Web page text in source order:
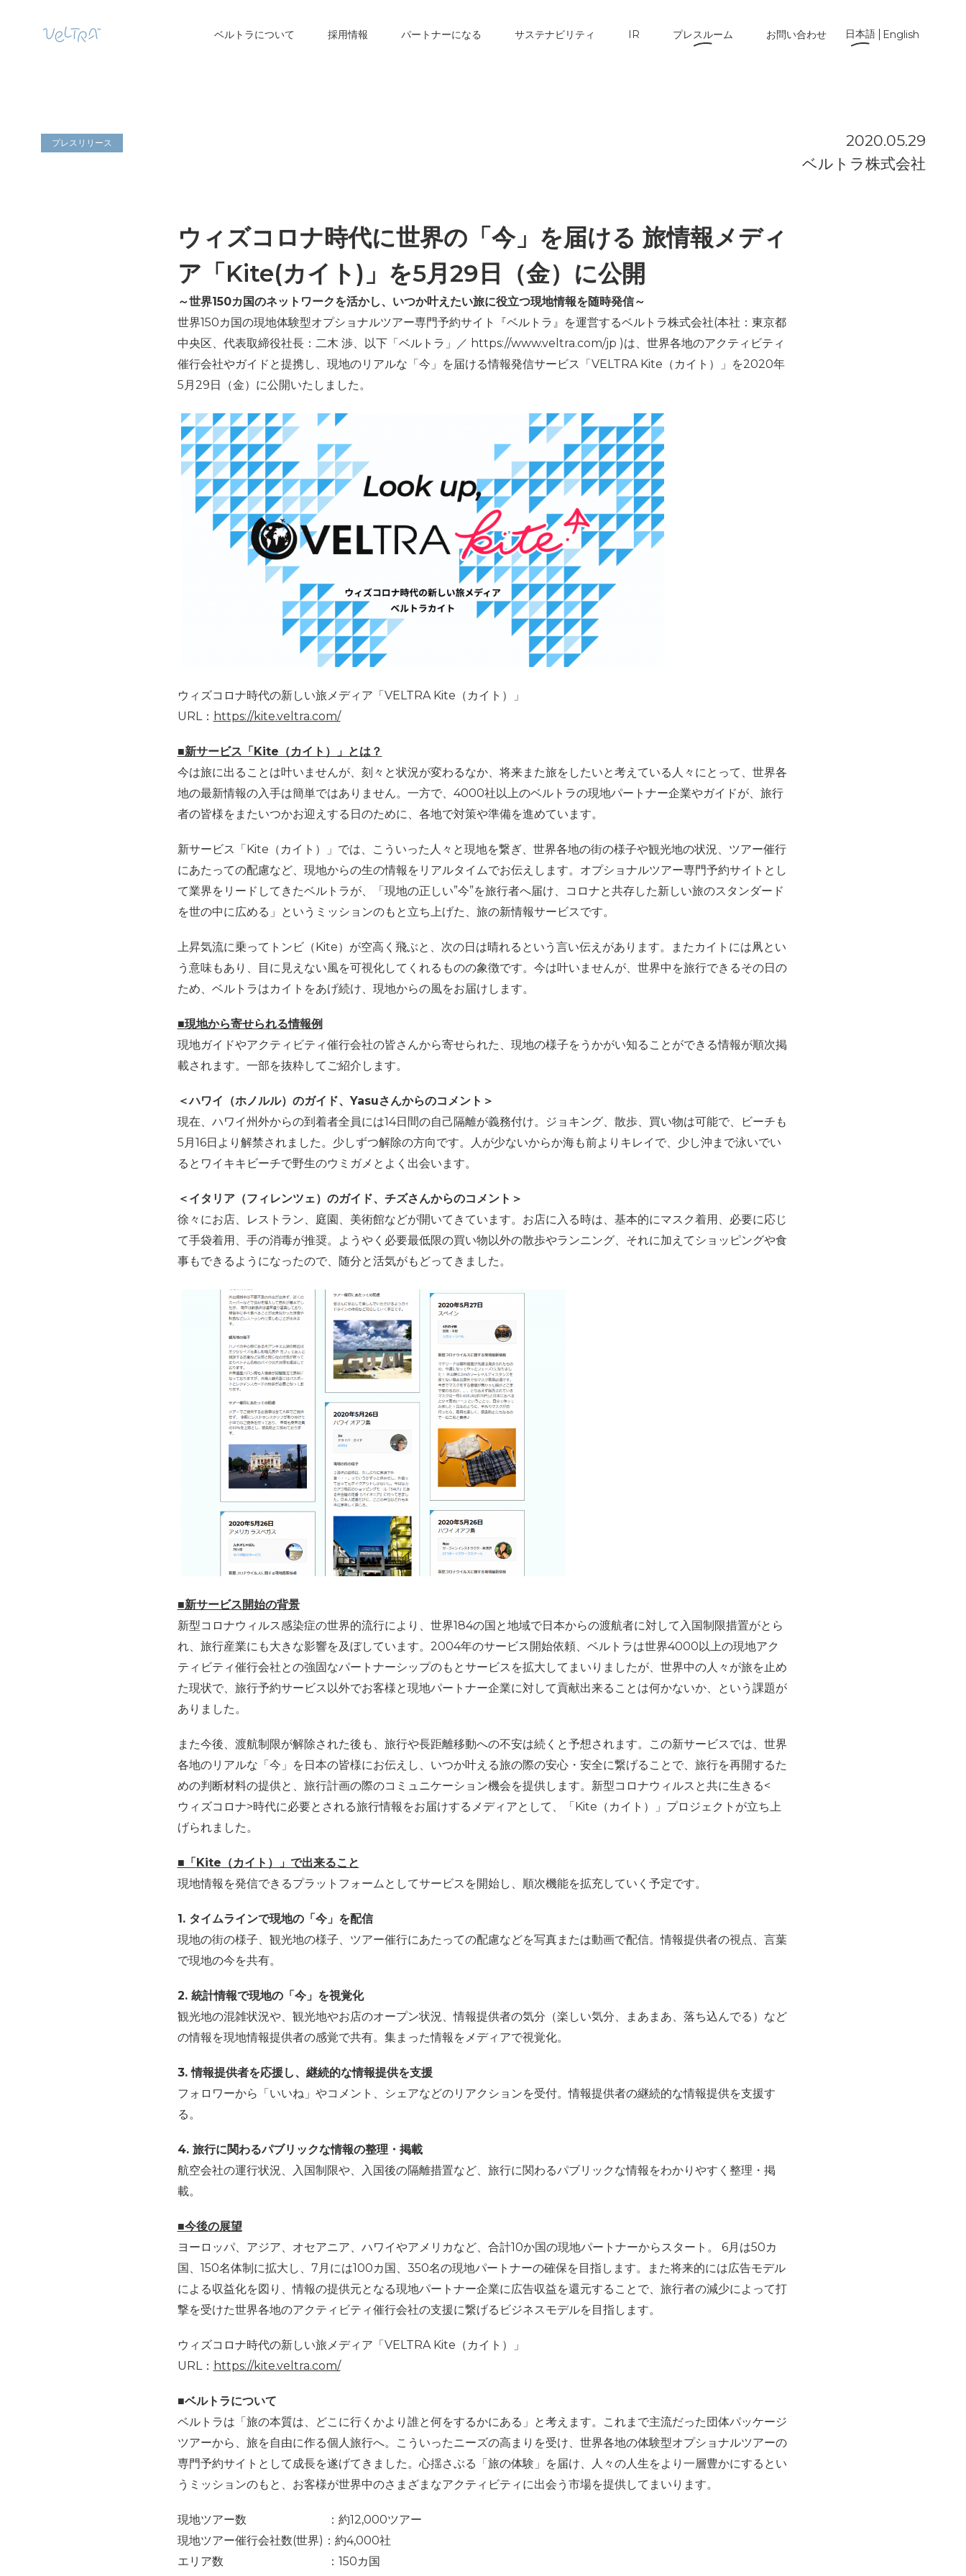
ベルトラについて 採用情報 パートナーになる サステナビリティ IR プレスルーム お問い合わせ 日本語 English
プレスリリース
2020.05.29
ベルトラ株式会社
ウィズコロナ時代に世界の「今」を届ける 旅情報メディ
ア「Kite(カイト)」を5月29日（金）に公開
～世界150カ国のネットワークを活かし、 いつか叶えたい旅に役立つ現地情報を随時発信～
世界150カ国の現地体験型オプショナルツアー専門予約サイト『ベルトラ』を運営するベルトラ株式会社(本社：東京都
中央区、代表取締役社長：二木 渉、以下「ベルトラ」／ https://www.veltra.com/jp )は、世界各地のアクティビティ
催行会社やガイドと提携し、現地のリアルな「今」を届ける情報発信サービス「VELTRA Kite （カイト）」を2020年
5月29日（金）に公開いたしました。
ウィズコロナ時代の新しい旅メディア「VELTRA Kite （カイト）」
URL： https://kite.veltra.com/
■新サービス「Kite （カイト）」とは？
今は旅に出ることは叶いませんが、刻々と状況が変わるなか、将来また旅をしたいと考えている人々にとって、世界各
地の最新情報の入手は簡単ではありません。一方で、 4000社以上のベルトラの現地パートナー企業やガイドが、旅行
者の皆様をまたいつかお迎えする日のために、各地で対策や準備を進めています。
新サービス「Kite （カイト）」では、こういった人々と現地を繋ぎ、世界各地の街の様子や観光地の状況、ツアー催行
にあたっての配慮など、現地からの生の情報をリアルタイムでお伝えします。オプショナルツアー専門予約サイトとし
て業界をリードしてきたベルトラが、「現地の正しい”今”を旅行者へ届け、コロナと共存した新しい旅のスタンダード
を世の中に広める」というミッションのもと立ち上げた、旅の新情報サービスです。
上昇気流に乗ってトンビ（Kite）が空高く飛ぶと、次の日は晴れるという言い伝えがあります。またカイトには凧とい
う意味もあり、目に見えない風を可視化してくれるものの象徴です。今は叶いませんが、世界中を旅行できるその日の
ため、ベルトラはカイトをあげ続け、現地からの風をお届けします。
■現地から寄せられる情報例
現地ガイドやアクティビティ催行会社の皆さんから寄せられた、現地の様子をうかがい知ることができる情報が順次掲
載されます。一部を抜粋してご紹介します。
＜ハワイ（ホノルル）のガイド、Yasuさんからのコメント＞
現在、ハワイ州外からの到着者全員には14日間の自己隔離が義務付け。ジョキング、散歩、買い物は可能で、ビーチも
5月16日より解禁されました。少しずつ解除の方向です。人が少ないからか海も前よりキレイで、少し沖まで泳いでい
るとワイキキビーチで野生のウミガメとよく出会います。
＜イタリア（フィレンツェ）のガイド、チズさんからのコメント＞
徐々にお店、レストラン、庭園、美術館などが開いてきています。お店に入る時は、基本的にマスク着用、必要に応じ
て手袋着用、手の消毒が推奨。ようやく必要最低限の買い物以外の散歩やランニング、それに加えてショッピングや食
事もできるようになったので、随分と活気がもどってきました。
■新サービス開始の背景
新型コロナウィルス感染症の世界的流行により、世界184の国と地域で日本からの渡航者に対して入国制限措置がとら
れ、旅行産業にも大きな影響を及ぼしています。 2004年のサービス開始依頼、ベルトラは世界4000以上の現地アク
ティビティ催行会社との強固なパートナーシップのもとサービスを拡大してまいりましたが、世界中の人々が旅を止め
た現状で、旅行予約サービス以外でお客様と現地パートナー企業に対して貢献出来ることは何かないか、という課題が
ありました。
また今後、渡航制限が解除された後も、旅行や長距離移動への不安は続くと予想されます。この新サービスでは、世界
各地のリアルな「今」を日本の皆様にお伝えし、いつか叶える旅の際の安心・安全に繋げることで、旅行を再開するた
めの判断材料の提供と、旅行計画の際のコミュニケーション機会を提供します。新型コロナウィルスと共に生きる<
ウィズコロナ>時代に必要とされる旅行情報をお届けするメディアとして、「Kite （カイト）」プロジェクトが立ち上
げられました。
■「Kite （カイト）」で出来ること
現地情報を発信できるプラットフォームとしてサービスを開始し、順次機能を拡充していく予定です。
1. タイムラインで現地の「今」を配信
現地の街の様子、観光地の様子、ツアー催行にあたっての配慮などを写真または動画で配信。情報提供者の視点、言葉
で現地の今を共有。
2. 統計情報で現地の「今」を視覚化
観光地の混雑状況や、観光地やお店のオープン状況、情報提供者の気分（楽しい気分、まあまあ、落ち込んでる）など
の情報を現地情報提供者の感覚で共有。集まった情報をメディアで視覚化。
3. 情報提供者を応援し、継続的な情報提供を支援
フォロワーから「いいね」やコメント、シェアなどのリアクションを受付。情報提供者の継続的な情報提供を支援す
る。
4. 旅行に関わるパブリックな情報の整理・掲載
航空会社の運行状況、入国制限や、入国後の隔離措置など、旅行に関わるパブリックな情報をわかりやすく整理・掲
載。
■今後の展望
ヨーロッパ、アジア、オセアニア、ハワイやアメリカなど、合計10か国の現地パートナーからスタート。 6月は50カ
国、 150名体制に拡大し、 7 月には100カ国、 350名の現地パートナーの確保を目指します。また将来的には広告モデル
による収益化を図り、情報の提供元となる現地パートナー企業に広告収益を還元することで、旅行者の減少によって打
撃を受けた世界各地のアクティビティ催行会社の支援に繋げるビジネスモデルを目指します。
ウィズコロナ時代の新しい旅メディア「VELTRA Kite （カイト）」
URL： https://kite.veltra.com/
■ベルトラについて
ベルトラは「旅の本質は、どこに行くかより誰と何をするかにある」と考えます。これまで主流だった団体パッケージ
ツアーから、旅を自由に作る個人旅行へ。こういったニーズの高まりを受け、世界各地の体験型オプショナルツアーの
専門予約サイトとして成長を遂げてきました。心揺さぶる「旅の体験」を届け、人々の人生をより一層豊かにするとい
うミッションのもと、お客様が世界中のさまざまなアクティビティに出会う市場を提供してまいります。
現地ツアー数 ：約12,000ツアー
現地ツアー催行会社数(世界)：約4,000社
エリア数 ：150カ国